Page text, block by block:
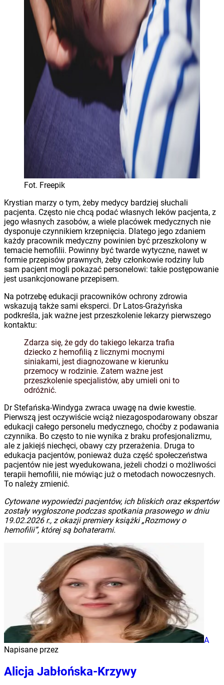
Fot. Freepik
Krystian marzy o tym, żeby medycy bardziej słuchali
pacjenta. Często nie chcą podać własnych leków pacjenta, z
jego własnych zasobów, a wiele placówek medycznych nie
dysponuje czynnikiem krzepnięcia. Dlatego jego zdaniem
każdy pracownik medyczny powinien być przeszkolony w
temacie hemofilii. Powinny być twarde wytyczne, nawet w
formie przepisów prawnych, żeby członkowie rodziny lub
sam pacjent mogli pokazać personelowi: takie postępowanie
jest usankcjonowane przepisem.
Na potrzebę edukacji pracowników ochrony zdrowia
wskazują także sami eksperci. Dr Latos-Grażyńska
podkreśla, jak ważne jest przeszkolenie lekarzy pierwszego
kontaktu:
Zdarza się, że gdy do takiego lekarza trafia
dziecko z hemofilią z licznymi mocnymi
siniakami, jest diagnozowane w kierunku
przemocy w rodzinie. Zatem ważne jest
przeszkolenie specjalistów, aby umieli oni to
odróżnić.
Dr Stefańska-Windyga zwraca uwagę na dwie kwestie.
Pierwszą jest oczywiście wciąż niezagospodarowany obszar
edukacji całego personelu medycznego, choćby z podawania
czynnika. Bo często to nie wynika z braku profesjonalizmu,
ale z jakiejś niechęci, obawy czy przerażenia. Druga to
edukacja pacjentów, ponieważ duża część społeczeństwa
pacjentów nie jest wyedukowana, jeżeli chodzi o możliwości
terapii hemofilii, nie mówiąc już o metodach nowoczesnych.
To należy zmienić.
Cytowane wypowiedzi pacjentów, ich bliskich oraz ekspertów
zostały wygłoszone podczas spotkania prasowego w dniu
19.02.2026 r., z okazji premiery książki „Rozmowy o
hemofilii”, której są bohaterami.
A
Napisane przez
Alicja Jabłońska-Krzywy